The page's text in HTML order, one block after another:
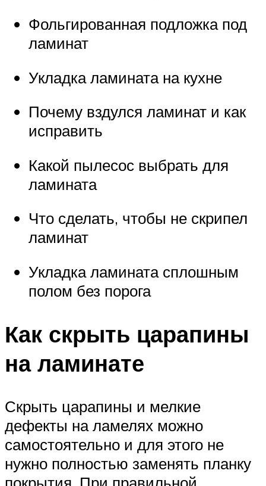
Фольгированная подложка под
ламинат
Укладка ламината на кухне
Почему вздулся ламинат и как
исправить
Какой пылесос выбрать для
ламината
Что сделать, чтобы не скрипел
ламинат
Укладка ламината сплошным
полом без порога
Как скрыть царапины
на ламинате
Скрыть царапины и мелкие
дефекты на ламелях можно
самостоятельно и для этого не
нужно полностью заменять планку